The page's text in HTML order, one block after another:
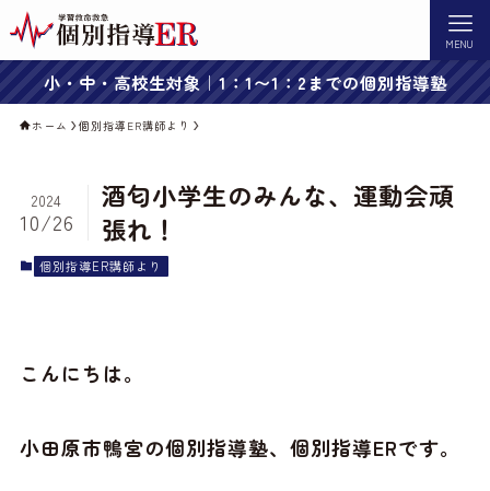
MENU
小・中・高校生対象｜1：1〜1：2までの個別指導塾
ホーム 個別指導ER講師より
酒匂小学生のみんな、運動会頑
張れ！
2024
10/26
個別指導ER講師より
こんにちは。
小田原市鴨宮の個別指導塾、個別指導ERです。